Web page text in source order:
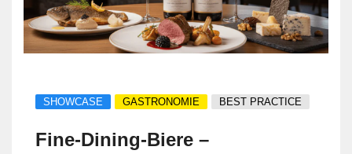
SHOWCASE GASTRONOMIE BEST PRACTICE
Fine‑Dining‑Biere –